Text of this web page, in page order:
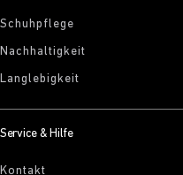
Schuhpflege
Nachhaltigkeit
Langlebigkeit
Service & Hilfe
Kontakt